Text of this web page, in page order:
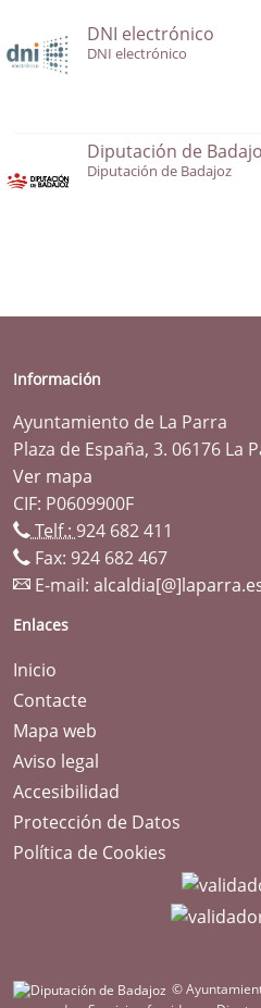
DNI electrónico
DNI electrónico
Diputación de
Diputación de Badajoz
Información
Ayuntamiento de La Parra
Plaza de España, 3. 06176 La
Ver mapa
CIF: P0609900F
Telf.: 924 682 411
Fax: 924 682 467
E-mail:
Enlaces
Inicio
Contacte
Mapa web
Aviso legal
Accesibilidad
Protección de Datos
Política de Cookies
©